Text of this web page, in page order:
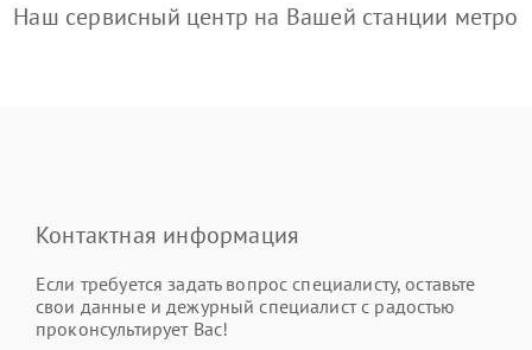
Наш сервисный центр на Вашей станции метро
Контактная информация
Если требуется задать вопрос специалисту, оставьте
свои данные и дежурный специалист с радостью
проконсультирует Вас!